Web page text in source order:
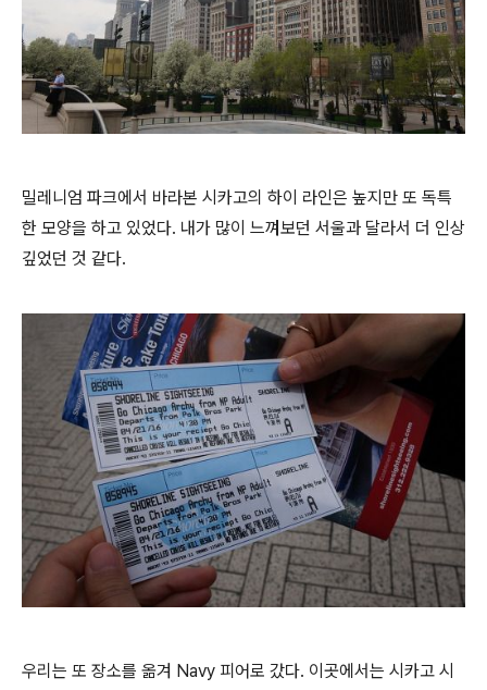
밀레니엄 파크에서 바라본 시카고의 하이 라인은 높지만 또 독특
한 모양을 하고 있었다. 내가 많이 느껴보던 서울과 달라서 더 인상
깊었던 것 같다.
우리는 또 장소를 옮겨 Navy 피어로 갔다. 이곳에서는 시카고 시